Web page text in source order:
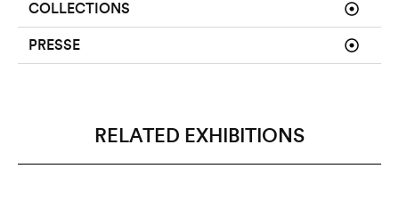
COLLECTIONS
PRESSE
RELATED EXHIBITIONS